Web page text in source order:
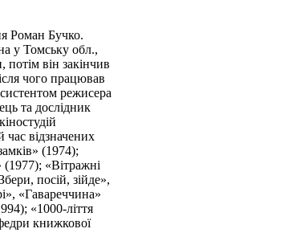
Роман Бучко.
у Томську обл.,
він закінчив
чого працював
режисера
та дослідник
час відзначених
(1974);
«Вітражні
посій, зійде»,
«Гавареччина»
«1000-ліття
книжкової